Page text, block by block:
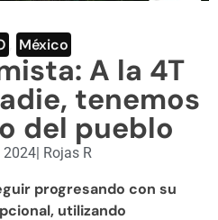
SECTION
México
A la 4T
tenemos
del pueblo
2024| Rojas R
progresando con su
utilizando